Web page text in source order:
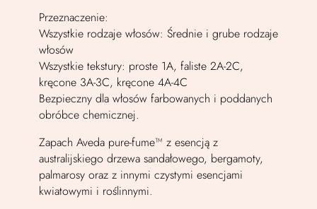
Przeznaczenie:
Wszystkie rodzaje włosów: Średnie i grube rodzaje
włosów
Wszystkie tekstury: proste 1A, faliste 2A-2C,
kręcone 3A-3C, kręcone 4A-4C
Bezpieczny dla włosów farbowanych i poddanych
obróbce chemicznej.
Zapach Aveda pure-fume™ z esencją z
australijskiego drzewa sandałowego, bergamoty,
palmarosy oraz z innymi czystymi esencjami
kwiatowymi i roślinnymi.